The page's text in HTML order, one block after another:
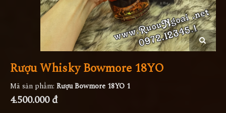
Rượu Whisky Bowmore 18YO
Mã sản phẩm: Rượu Bowmore 18YO 1
4.500.000 đ